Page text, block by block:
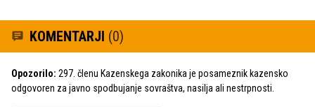
KOMENTARJI (0)
Opozorilo: 297. členu Kazenskega zakonika je posameznik kazensko
odgovoren za javno spodbujanje sovraštva, nasilja ali nestrpnosti.